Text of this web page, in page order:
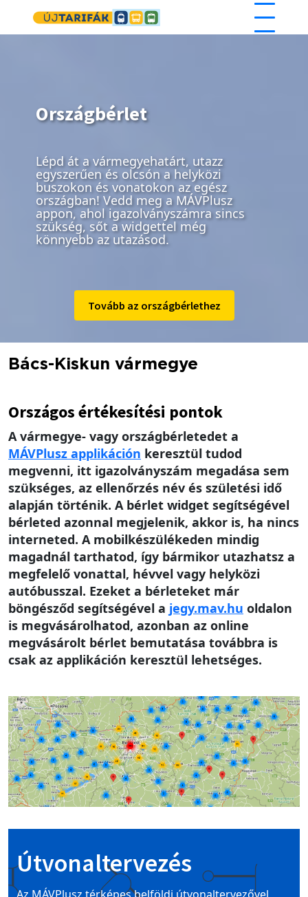
Ugrás a tartalomra
Országbérlet
Lépd át a vármegyehatárt, utazz
egyszerűen és olcsón a helyközi
buszokon és vonatokon az egész
országban! Vedd meg a MÁVPlusz
appon, ahol igazolványszámra sincs
szükség, sőt a widgettel még
könnyebb az utazásod.
Tovább az országbérlethez
Bács-Kiskun vármegye
Országos értékesítési pontok
A vármegye- vagy országbérletedet a
MÁVPlusz applikáción keresztül tudod
megvenni, itt igazolványszám megadása sem
szükséges, az ellenőrzés név és születési idő
alapján történik. A bérlet widget segítségével
bérleted azonnal megjelenik, akkor is, ha nincs
interneted. A mobilkészülékeden mindig
magadnál tarthatod, így bármikor utazhatsz a
megfelelő vonattal, hévvel vagy helyközi
autóbusszal. Ezeket a bérleteket már
böngésződ segítségével a jegy.mav.hu oldalon
is megvásárolhatod, azonban az online
megvásárolt bérlet bemutatása továbbra is
csak az applikáción keresztül lehetséges.
Image
Útvonaltervezés